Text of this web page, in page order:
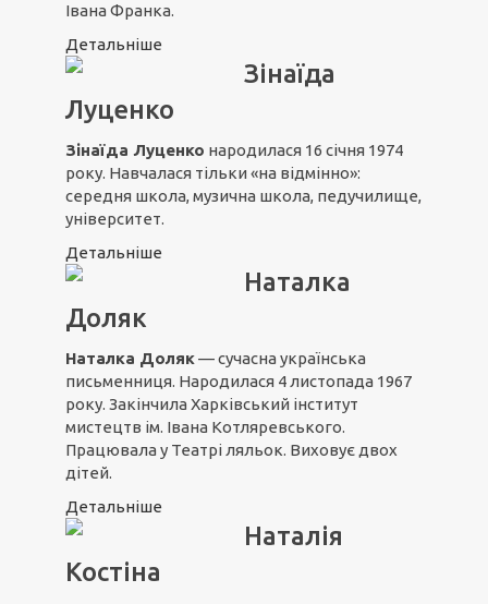
Івана Франка.
Детальніше
Зінаїда
Луценко
Зінаїда Луценко народилася 16 січня 1974
року. Навчалася тільки «на відмінно»:
середня школа, музична школа, педучилище,
університет.
Детальніше
Наталка
Доляк
Наталка Доляк— сучасна українська
письменниця. Народилася 4 листопада 1967
року. Закінчила Харківський інститут
мистецтв ім. Івана Котляревського.
Працювала у Театрі ляльок. Виховує двох
дітей.
Детальніше
Наталія
Костіна